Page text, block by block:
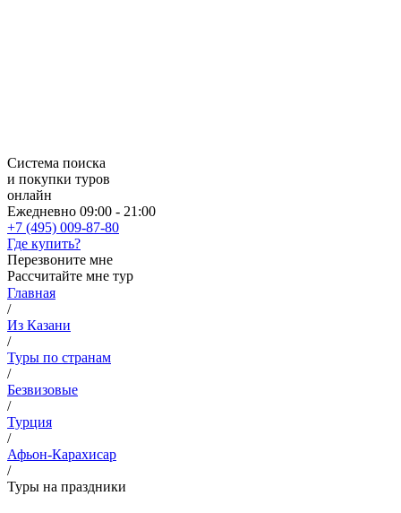
Система поиска
и покупки туров
онлайн
Ежедневно 09:00 - 21:00
+7 (495) 009-87-80
Где купить?
Перезвоните мне
Рассчитайте мне тур
Главная
/
Из Казани
/
Туры по странам
/
Безвизовые
/
Турция
/
Афьон-Карахисар
/
Туры на праздники